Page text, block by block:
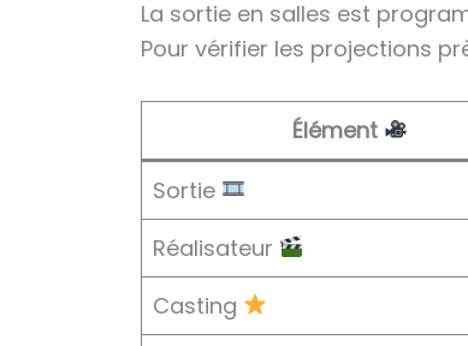
La sortie en salles est
Pour vérifier les projections
Élément
Sortie
Réalisateur
Casting